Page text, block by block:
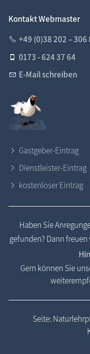
Kontakt Webmaster
+49 (0)38 202 – 306
0173 - 624 37 64
E-Mail schreiben
Gastgeber-Eintrag
Dienstleister-Eintrag
kostenloser Eintrag
Haben Sie
gefunden? Dann
Gern können Sie
Seite: